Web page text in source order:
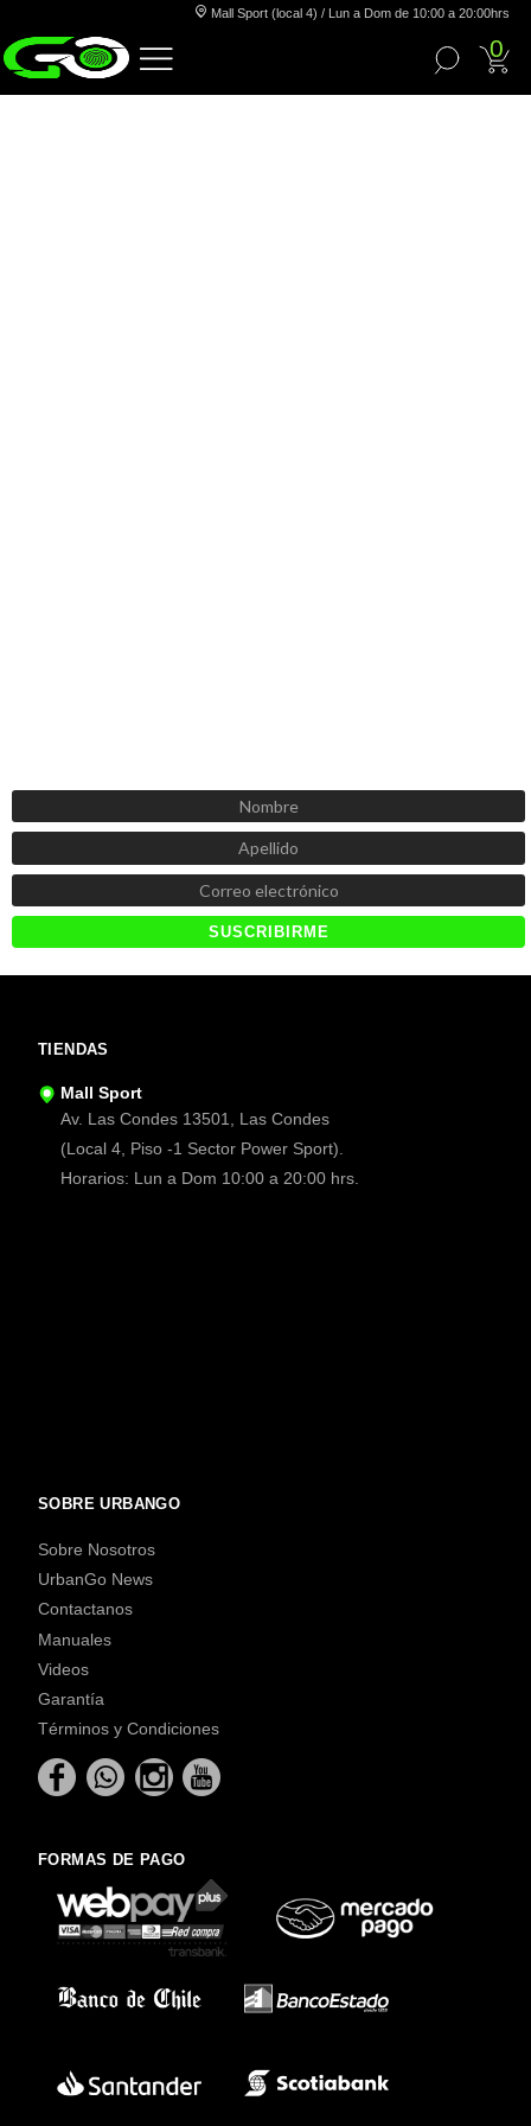
Mall Sport (local 4) / Lun a Dom de 10:00 a 20:00hrs
0
TIENDAS
Mall Sport
Av. Las Condes 13501, Las Condes
(Local 4, Piso -1 Sector Power Sport).
Horarios: Lun a Dom 10:00 a 20:00 hrs.
SOBRE URBANGO
Sobre Nosotros
UrbanGo News
Contactanos
Manuales
Videos
Garantía
Términos y Condiciones
FORMAS DE PAGO